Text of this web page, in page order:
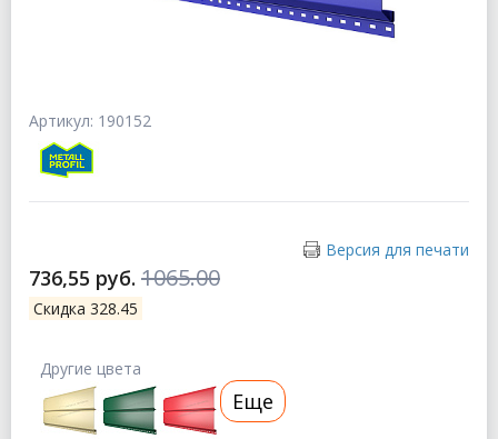
Артикул: 190152
Версия для печати
736,55 руб. 1065.00
Скидка 328.45
Другие цвета
Еще